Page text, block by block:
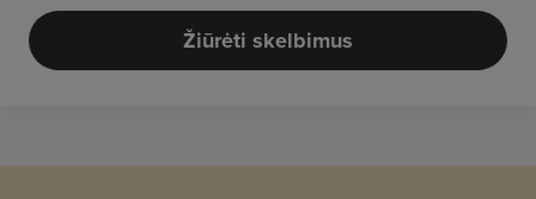
Žiūrėti skelbimus